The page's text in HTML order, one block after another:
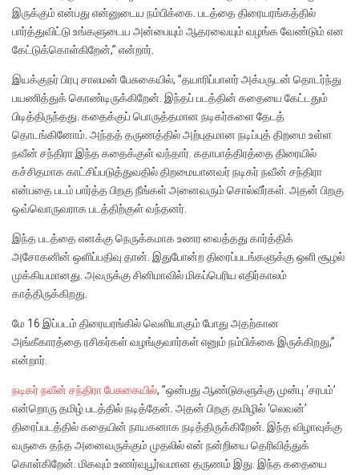
இருக்கும் என்பது என்னுடைய நம்பிக்கை. படத்தை திரையரங்கத்தில்
பார்த்துவிட்டு உங்களுடைய அன்பையும் ஆதரவையும் வழங்க வேண்டும் என
கேட்டுக்கொள்கிறேன்,” என்றார்.
இயக்குநர் பிரபு சாலமன் பேசுகையில், ”தயாரிப்பாளர் அக்பருடன் தொடர்ந்து
பயணித்துக் கொண்டிருக்கிறேன்.‌ இந்தப் படத்தின் கதையை கேட்டதும்
பிடித்திருந்தது. கதைக்குப் பொருத்தமான நடிகர்களை தேடத்
தொடங்கினோம். அந்தத் தருணத்தில் அற்புதமான நடிப்புத் திறமை உள்ள
நவீன் சந்திரா இந்த கதைக்குள் வந்தார். கதாபாத்திரத்தை திரையில்
கச்சிதமாக காட்சிப்படுத்துவதில் திறமையானவர் நடிகர் நவீன் சந்திரா
என்பதை படம் பார்த்த பிறகு நீங்கள் அனைவரும் சொல்வீர்கள். அதன் பிறகு
ஒவ்வொருவராக படத்திற்குள் வந்தனர்.
இந்த படத்தை எனக்கு நெருக்கமாக உணர வைத்தது கார்த்திக்
அசோகனின் ஒளிப்பதிவு தான். இதுபோன்ற திரைப்படங்களுக்கு ஒளி சூழல்
முக்கியமானது.‌ அவருக்கு சினிமாவில் மிகப்பெரிய எதிர்காலம்
காத்திருக்கிறது.
மே 16 இப்படம் திரையரங்கில் வெளியாகும் போது அதற்கான
அங்கீகாரத்தை ரசிகர்கள் வழங்குவார்கள் எனும் நம்பிக்கை இருக்கிறது,”
என்றார்.
நடிகர் நவீன் சந்திரா பேசுகையில், ”ஒன்பது ஆண்டுகளுக்கு முன்பு ‘சரபம்’
என்றொரு தமிழ் படத்தில் நடித்தேன்.‌ அதன் பிறகு தமிழில் ‘லெவன்’
திரைப்படத்தில் கதையின் நாயகனாக நடித்திருக்கிறேன். இந்த விழாவுக்கு
வருகை தந்த அனைவருக்கும் முதலில் என் நன்றியை தெரிவித்துக்
கொள்கிறேன். மிகவும் உணர்வுபூர்வமான தருணம் இது. இந்த கதையை